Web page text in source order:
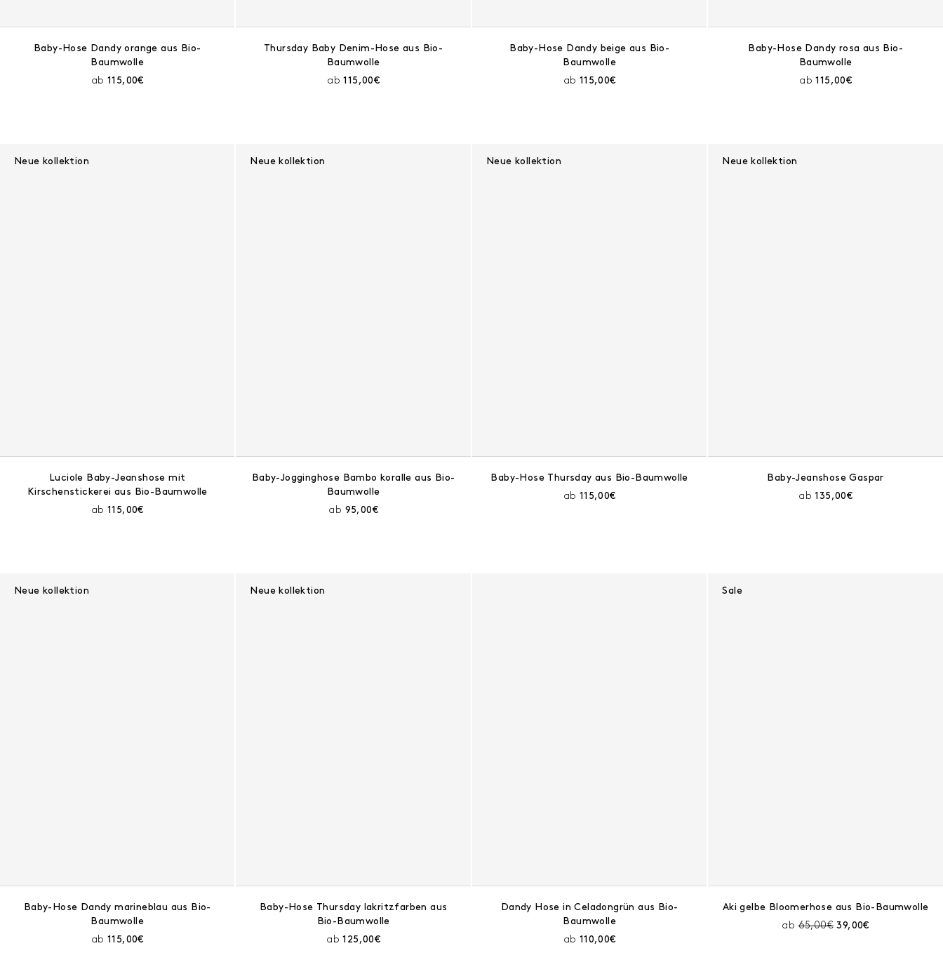
Baby-Hose Dandy orange aus Bio-
Baumwolle
ab Aktueller Preis:
115,00€
Thursday Baby Denim-Hose aus Bio-
Baumwolle
abAktueller Preis:
115,00€
Baby-Hose Dandy beige aus Bio-
Baumwolle
ab Aktueller Preis:
115,00€
Baby-Hose Dandy rosa aus Bio-
Baumwolle
abAktueller Preis:
115,00€
Neue kollektion
Luciole Baby-Jeanshose mit
Kirschenstickerei aus Bio-Baumwolle
ab Aktueller Preis:
115,00€
Neue kollektion
Baby-Jogginghose Bambo koralle aus Bio-
Baumwolle
ab Aktueller Preis:
95,00€
Neue kollektion
Baby-Hose Thursday aus Bio-Baumwolle
ab Aktueller Preis:
115,00€
Neue kollektion
Baby-Jeanshose Gaspar
abAktueller Preis:
135,00€
Neue kollektion
Baby-Hose Dandy marineblau aus Bio-
Baumwolle
ab Aktueller Preis:
115,00€
Neue kollektion
Baby-Hose Thursday lakritzfarben aus
Bio-Baumwolle
abAktueller Preis:
125,00€
Dandy Hose in Celadongrün aus Bio-
Baumwolle
ab Aktueller Preis:
110,00€
Sale
Aki gelbe Bloomerhose aus Bio-Baumwolle
abPreis vor Rabatt:
65,00€ Aktueller Preis:
39,00€